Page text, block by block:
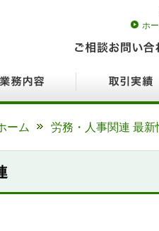
ホ
ーム
労務・人事関連 最新